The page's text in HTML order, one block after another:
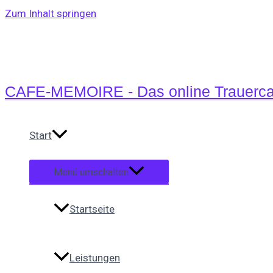
Zum Inhalt springen
CAFE-MEMOIRE - Das online
Start
Menü umschalten
Startseite
Leistungen